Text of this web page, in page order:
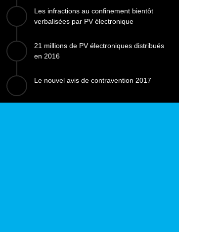
Les infractions au confinement bientôt
verbalisées par PV électronique
21 millions de PV électroniques distribués
en 2016
Le nouvel avis de contravention 2017